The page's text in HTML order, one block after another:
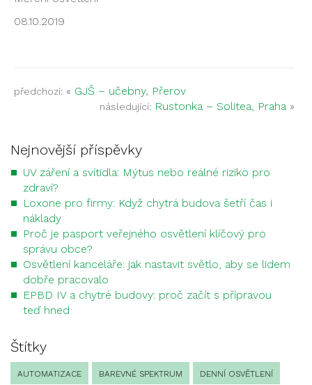
08.10.2019
předchozí: « GJŠ – učebny, Přerov
následující: Rustonka – Solitea, Praha»
Nejnovější příspěvky
UV záření a svítidla: Mýtus nebo reálné riziko pro
zdraví?
Loxone pro firmy: Když chytrá budova šetří čas i
náklady
Proč je pasport veřejného osvětlení klíčový pro
správu obce?
Osvětlení kanceláře: jak nastavit světlo, aby se lidem
dobře pracovalo
EPBD IV a chytré budovy: proč začít s přípravou
teď hned
Štítky
AUTOMATIZACE BAREVNÉ SPEKTRUM DENNÍ OSVĚTLENÍ